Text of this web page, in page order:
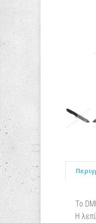
Το
Η